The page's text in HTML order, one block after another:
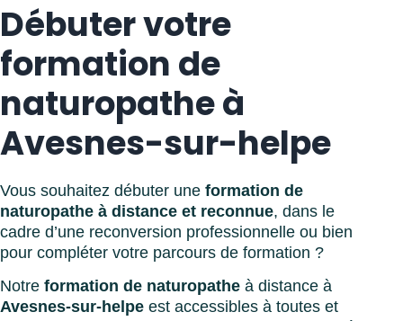
Débuter votre
formation de
naturopathe à
Avesnes-sur-helpe
Vous souhaitez débuter une formation de
naturopathe à distance et reconnue, dans le
cadre d’une reconversion professionnelle ou bien
pour compléter votre parcours de formation ?
Notre formation de naturopathe à distance à
Avesnes-sur-helpe est accessibles à toutes et